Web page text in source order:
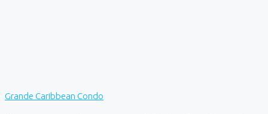
Grande Caribbean Condo